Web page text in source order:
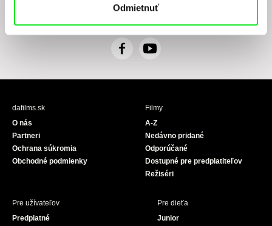
Odmietnuť
ním, pričom beriem na vedomie práva tu uvedené, najmä právo na námietky proti
F
c
Y
u
e
dafilms.sk
O nás
Partneri
Ochrana súkromia
Obchodné podmienky
Filmy
A-Z
Nedávno pridané
Odporúčané
Dostupné pre predplatiteľov
Režiséri
Pre užívateľov
Predplatné
Pre dieťa
Junior